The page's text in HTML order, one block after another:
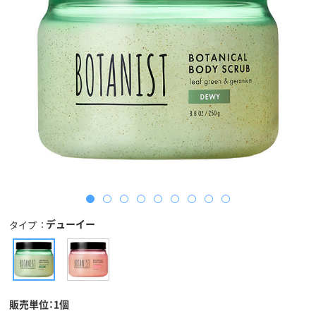
タイプ デューイー
販売単位：1個